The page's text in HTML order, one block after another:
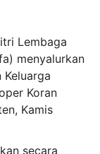
Lembaga
menyalurkan
Koran
Kamis
secara